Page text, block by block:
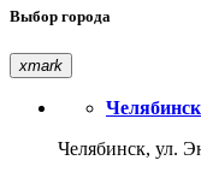
Выбор города
xmark
Челябинск
Челябинск, ул.